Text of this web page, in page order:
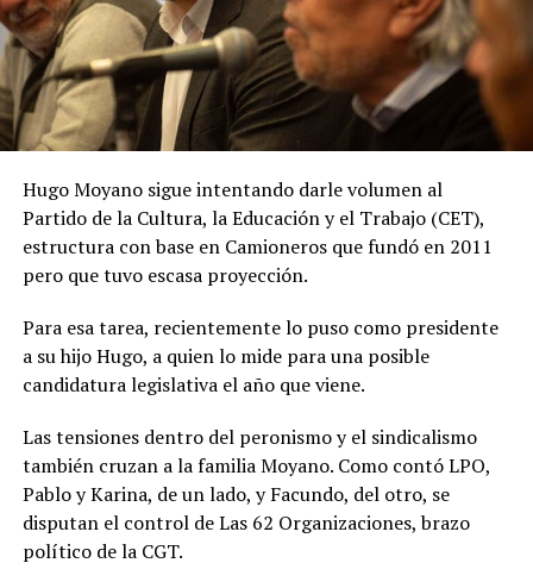
Hugo Moyano sigue intentando darle volumen al
Partido de la Cultura, la Educación y el Trabajo (CET),
estructura con base en Camioneros que fundó en 2011
pero que tuvo escasa proyección.
Para esa tarea, recientemente lo puso como presidente
a su hijo Hugo, a quien lo mide para una posible
candidatura legislativa el año que viene.
Las tensiones dentro del peronismo y el sindicalismo
también cruzan a la familia Moyano. Como contó LPO,
Pablo y Karina, de un lado, y Facundo, del otro, se
disputan el control de Las 62 Organizaciones, brazo
político de la CGT.